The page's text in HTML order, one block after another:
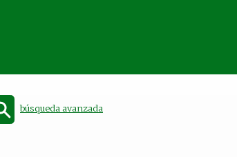
búsqueda avanzada